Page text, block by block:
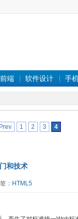
端 软件设计 手
1 2 3 4
和技术
： HTML5